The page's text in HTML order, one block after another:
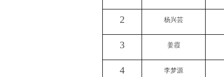
2 杨兴芸
3 姜霞
4 李梦源